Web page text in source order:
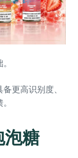
更高识别度、
糖